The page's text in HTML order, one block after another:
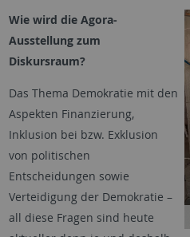
Wie wird die Agora-
Ausstellung zum
Diskursraum?
Das Thema Demokratie mit den
Aspekten Finanzierung,
Inklusion bei bzw. Exklusion
von politischen
Entscheidungen sowie
Verteidigung der Demokratie –
all diese Fragen sind heute